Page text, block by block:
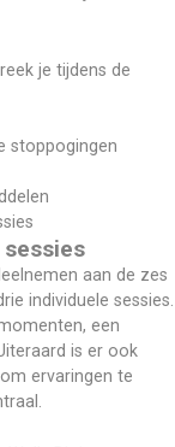
je tijdens de
stoppogingen
aan de zes
individuele sessies.
een
is er ook
ervaringen te